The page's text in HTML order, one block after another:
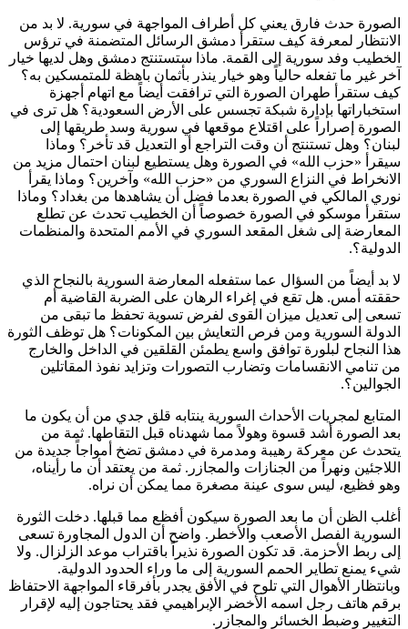
الصورة حدث فارق يعني كل أطراف المواجهة في سورية. لا بد من
الانتظار لمعرفة كيف ستقرأ دمشق الرسائل المتضمنة في ترؤس
الخطيب وفد سورية إلى القمة. ماذا ستستنتج دمشق وهل لديها خيار
آخر غير ما تفعله حالياً وهو خيار ينذر بأثمان باهظة للمتمسكين به؟
كيف ستقرأ طهران الصورة التي ترافقت أيضاً مع اتهام أجهزة
استخباراتها بإدارة شبكة تجسس على الأرض السعودية؟ هل ترى في
الصورة إصراراً على اقتلاع موقعها في سورية وسد طريقها إلى
لبنان؟ وهل تستنتج أن وقت التراجع أو التعديل قد تأخر؟ وماذا
سيقرأ «حزب الله» في الصورة وهل يستطيع لبنان احتمال مزيد من
الانخراط في النزاع السوري من «حزب الله» وآخرين؟ وماذا يقرأ
نوري المالكي في الصورة بعدما فضل أن يشاهدها من بغداد؟ وماذا
ستقرأ موسكو في الصورة خصوصاً أن الخطيب تحدث عن تطلع
المعارضة إلى شغل المقعد السوري في الأمم المتحدة والمنظمات
الدولية؟.
لا بد أيضاً من السؤال عما ستفعله المعارضة السورية بالنجاح الذي
حققته أمس. هل تقع في إغراء الرهان على الضربة القاضية أم
تسعى إلى تعديل ميزان القوى لفرض تسوية تحفظ ما تبقى من
الدولة السورية ومن فرص التعايش بين المكونات؟ هل توظف الثورة
هذا النجاح لبلورة توافق واسع يطمئن القلقين في الداخل والخارج
من تنامي الانقسامات وتضارب التصورات وتزايد نفوذ المقاتلين
الجوالين؟.
المتابع لمجريات الأحداث السورية ينتابه قلق جدي من أن يكون ما
بعد الصورة أشد قسوة وهولاً مما شهدناه قبل التقاطها. ثمة من
يتحدث عن معركة رهيبة ومدمرة في دمشق تضخ أمواجاً جديدة من
اللاجئين ونهراً من الجنازات والمجازر. ثمة من يعتقد أن ما رأيناه،
وهو فظيع، ليس سوى عينة مصغرة مما يمكن أن نراه.
أغلب الظن أن ما بعد الصورة سيكون أفظع مما قبلها. دخلت الثورة
السورية الفصل الأصعب والأخطر. واضح أن الدول المجاورة تسعى
إلى ربط الأحزمة. قد تكون الصورة نذيراً باقتراب موعد الزلزال. ولا
شيء يمنع تطاير الحمم السورية إلى ما وراء الحدود الدولية.
وبانتظار الأهوال التي تلوح في الأفق يجدر بأفرقاء المواجهة الاحتفاظ
برقم هاتف رجل اسمه الأخضر الإبراهيمي فقد يحتاجون إليه لإقرار
التغيير وضبط الخسائر والمجازر.